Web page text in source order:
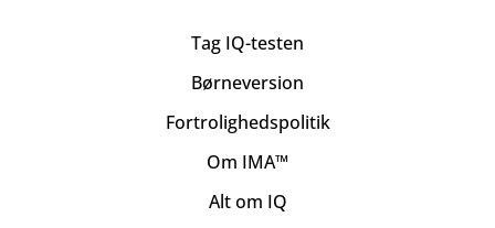
Tag IQ-testen
Børneversion
Fortrolighedspolitik
Om IMA™
Alt om IQ